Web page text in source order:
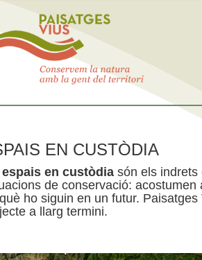
EN CUSTÒDIA
espais en custòdia són els indrets
de conservació:
ho siguin en un futur.
a llarg termini.